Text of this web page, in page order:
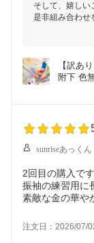
そして、嬉しい
是非組み合わせ
【訳あ
附下 色
sunriseあっくん
2回目の購入です
振袖の練習用に
素敵な金の華や
丁寧であっと
た。
注文日：2026/07/